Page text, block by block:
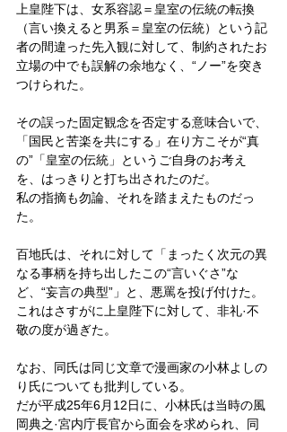
上皇陛下は、女系容認＝皇室の伝統の転換
（言い換えると男系＝皇室の伝統）という記
者の間違った先入観に対して、制約されたお
立場の中でも誤解の余地なく、“ノー”を突き
つけられた。
その誤った固定観念を否定する意味合いで、
「国民と苦楽を共にする」在り方こそが“真
の”「皇室の伝統」というご自身のお考え
を、はっきりと打ち出されたのだ。
私の指摘も勿論、それを踏まえたものだっ
た。
百地氏は、それに対して「まったく次元の異
なる事柄を持ち出したこの“言いぐさ”な
ど、“妄言の典型”」と、悪罵を投げ付けた。
これはさすがに上皇陛下に対して、非礼·不
敬の度が過ぎた。
なお、同氏は同じ文章で漫画家の小林よしの
り氏についても批判している。
だが平成25年6月12日に、小林氏は当時の風
岡典之·宮内庁長官から面会を求められ、同